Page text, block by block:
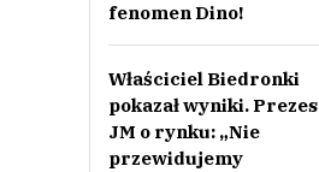
fenomen Dino!
Właściciel Biedronki
pokazał wyniki. Prezes
JM o rynku: „Nie
przewidujemy